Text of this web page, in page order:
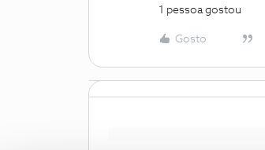
1 pessoa gostou
Gosto